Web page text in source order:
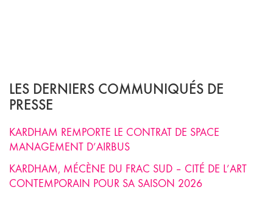
LES DERNIERS COMMUNIQUÉS DE
PRESSE
KARDHAM REMPORTE LE CONTRAT DE SPACE
MANAGEMENT D’AIRBUS
KARDHAM, MÉCÈNE DU FRAC SUD – CITÉ DE L’ART
CONTEMPORAIN POUR SA SAISON 2026